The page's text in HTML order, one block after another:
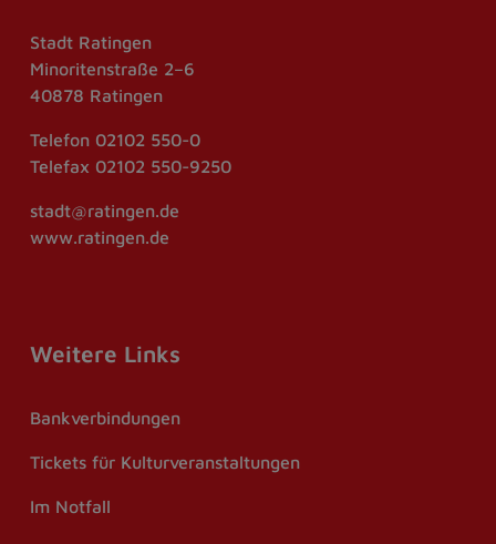
Stadt Ratingen
Minoritenstraße 2–6
40878 Ratingen
Telefon 02102 550-0
Telefax 02102 550-9250
stadt@ratingen.de
www.ratingen.de
Weitere Links
Bankverbindungen
Tickets für Kulturveranstaltungen
Im Notfall